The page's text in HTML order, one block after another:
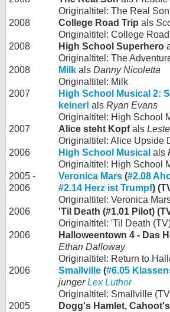
Originaltitel: The Real Son
2008
College Road Trip als
Originaltitel: College
2008
High School Superhero
Originaltitel: The
2008
Milk als Danny Nicoletta
Originaltitel: Milk
2007
High School Musical 2:
keiner! als Ryan Evans
Originaltitel: High School
2007
Alice steht Kopfals
Originaltitel: Alice Upside
2006
High School Musical als
Originaltitel: High School
2005 -
2006
Veronica Mars (#2.08
#2.14 Herz ist Trumpf)
Originaltitel: Veronica
2006
'Til Death (#1.01 Pilot)
Originaltitel: 'Til Death
2006
Halloweentown 4 - Das
Ethan Dalloway
Originaltitel: Return to
2006
Smallville (#6.05
jungerLex Luthor
Originaltitel: Smallville
2005
Dogg's Hamlet,